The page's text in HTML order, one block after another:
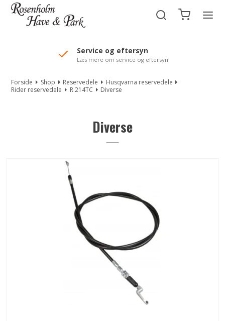
//Mailchimp autofill selected "Pakke"
Service og eftersyn
Læs mere om service og eftersyn
Forside Shop Reservedele
Husqvarna reservedele
Rider reservedele
R 214TC Diverse
Diverse